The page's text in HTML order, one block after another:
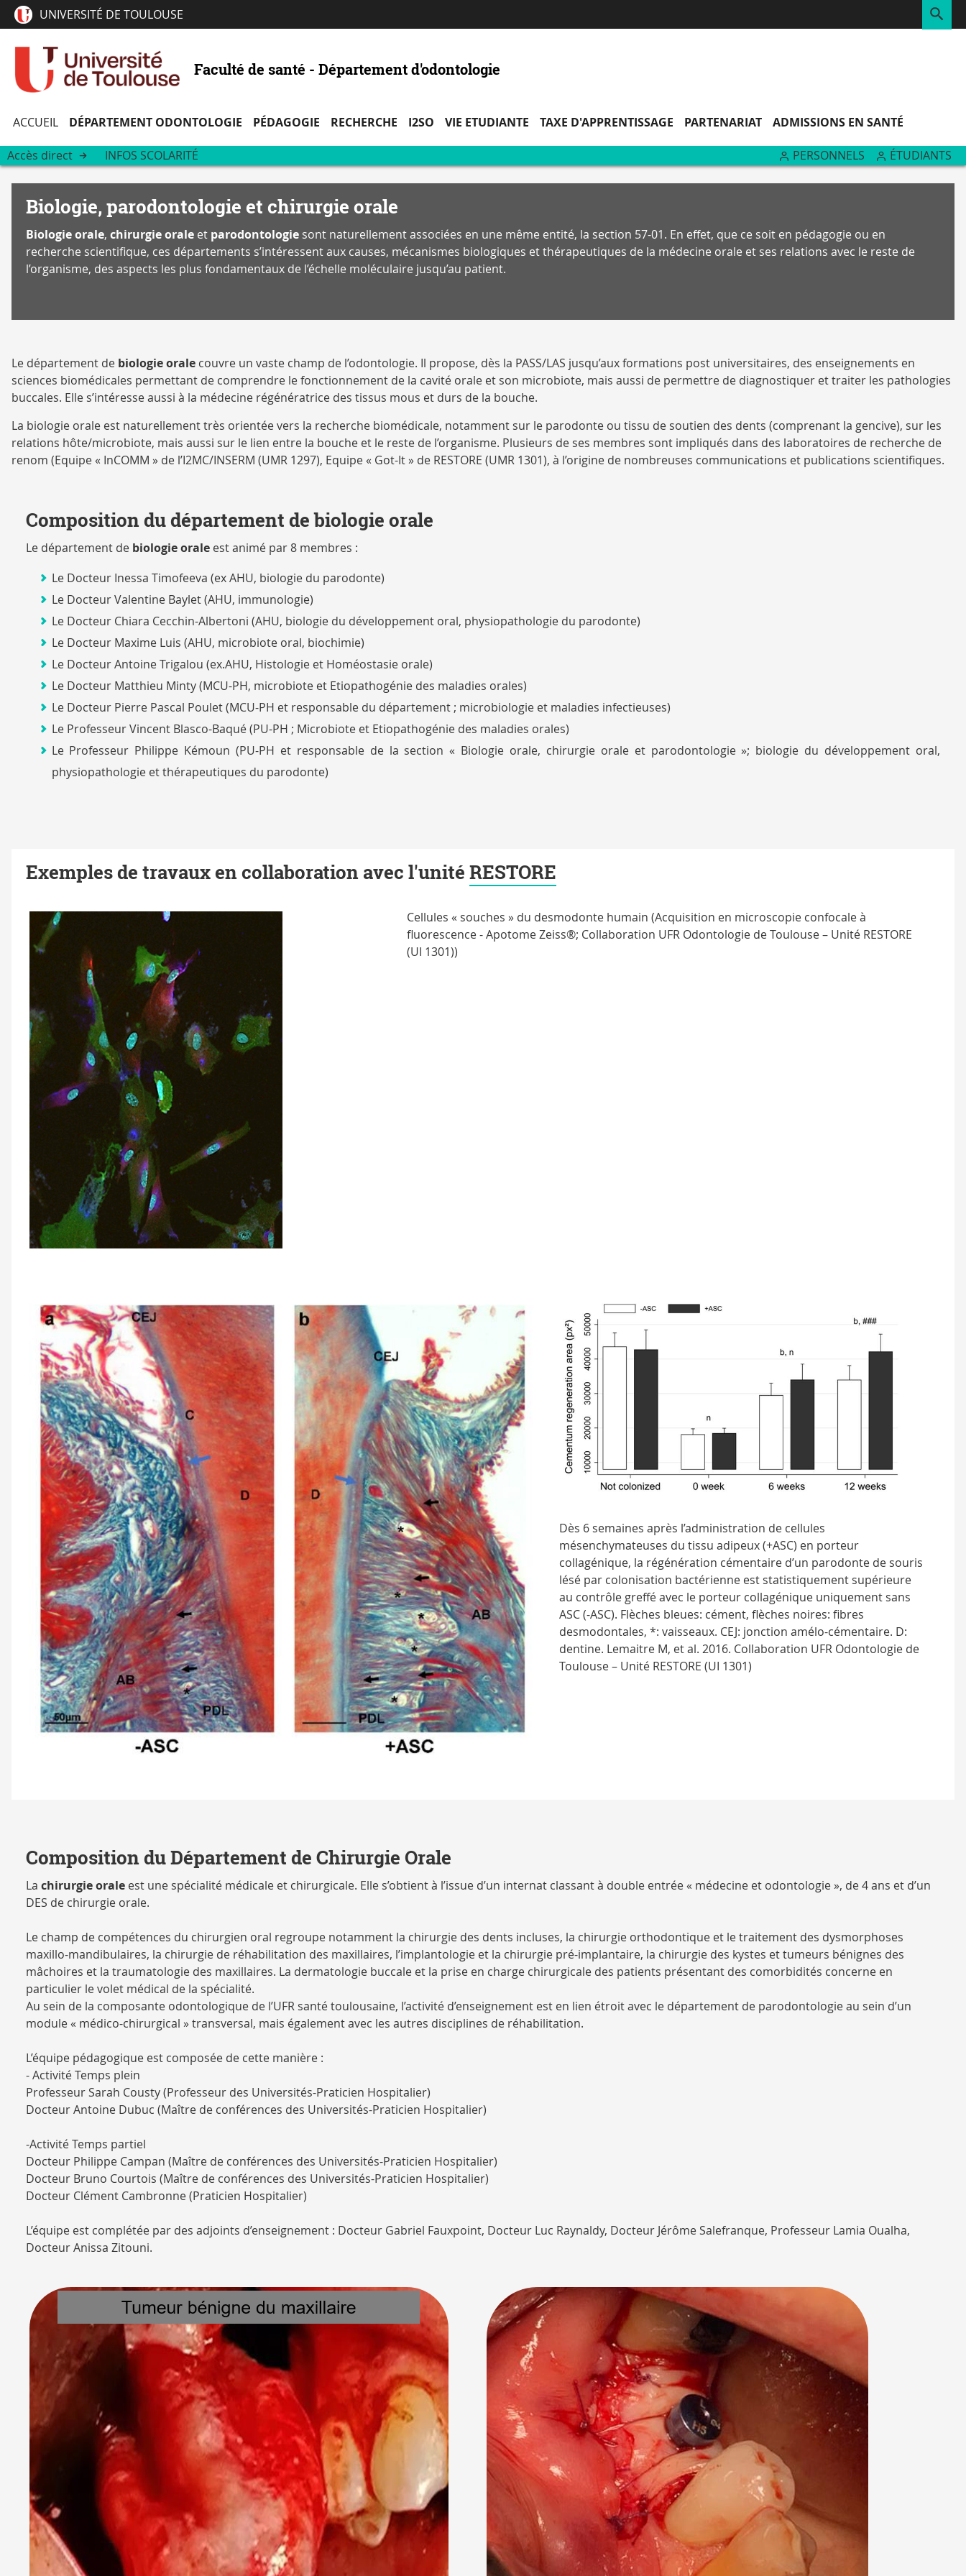
au
directs
UNIVERSITÉ DE TOULOUSE
Faculté de santé - Département d'odontologie
ACCUEIL DÉPARTEMENT ODONTOLOGIE PÉDAGOGIE RECHERCHE I2SO VIE ETUDIANTE TAXE D'APPRENTISSAGE PARTENARIAT ADMISSIONS EN SANTÉ
Accès direct INFOS SCOLARITÉ PERSONNELS ÉTUDIANTS
Biologie, parodontologie et chirurgie orale
Biologie orale, chirurgie orale et parodontologie sont naturellement associées en une même entité, la section 57-01. En effet, que ce soit en pédagogie ou en
recherche scientifique, ces départements s’intéressent aux causes, mécanismes biologiques et thérapeutiques de la médecine orale et ses relations avec le reste de
l’organisme, des aspects les plus fondamentaux de l’échelle moléculaire jusqu’au patient.
Le département de biologie orale couvre un vaste champ de l’odontologie. Il propose, dès la PASS/LAS jusqu’aux formations post universitaires, des enseignements en
sciences biomédicales permettant de comprendre le fonctionnement de la cavité orale et son microbiote, mais aussi de permettre de diagnostiquer et traiter les pathologies
buccales. Elle s’intéresse aussi à la médecine régénératrice des tissus mous et durs de la bouche.
La biologie orale est naturellement très orientée vers la recherche biomédicale, notamment sur le parodonte ou tissu de soutien des dents (comprenant la gencive), sur les
relations hôte/microbiote, mais aussi sur le lien entre la bouche et le reste de l’organisme. Plusieurs de ses membres sont impliqués dans des laboratoires de recherche de
renom (Equipe « InCOMM » de l’I2MC/INSERM (UMR 1297), Equipe « Got-It » de RESTORE (UMR 1301), à l’origine de nombreuses communications et publications scientifiques.
Composition du département de biologie orale
Le département de biologie orale est animé par 8 membres :
Le Docteur Inessa Timofeeva (ex AHU, biologie du parodonte)
Le Docteur Valentine Baylet (AHU, immunologie)
Le Docteur Chiara Cecchin-Albertoni (AHU, biologie du développement oral, physiopathologie du parodonte)
Le Docteur Maxime Luis (AHU, microbiote oral, biochimie)
Le Docteur Antoine Trigalou (ex.AHU, Histologie et Homéostasie orale)
Le Docteur Matthieu Minty (MCU-PH, microbiote et Etiopathogénie des maladies orales)
Le Docteur Pierre Pascal Poulet (MCU-PH et responsable du département ; microbiologie et maladies infectieuses)
Le Professeur Vincent Blasco-Baqué (PU-PH ; Microbiote et Etiopathogénie des maladies orales)
Le Professeur Philippe Kémoun (PU-PH et responsable de la section « Biologie orale, chirurgie orale et parodontologie »; biologie du développement oral,
physiopathologie et thérapeutiques du parodonte)
Exemples de travaux en collaboration avec l'unité RESTORE
Cellules « souches » du desmodonte humain (Acquisition en microscopie confocale à
fluorescence - Apotome Zeiss®; Collaboration UFR Odontologie de Toulouse – Unité RESTORE
(UI 1301))
diagramme
bio
Dès 6 semaines après l’administration de cellules
mésenchymateuses du tissu adipeux (+ASC) en porteur
collagénique, la régénération cémentaire d’un parodonte de souris
lésé par colonisation bactérienne est statistiquement supérieure
au contrôle greffé avec le porteur collagénique uniquement sans
ASC (-ASC). Flèches bleues: cément, flèches noires: fibres
desmodontales, *: vaisseaux. CEJ: jonction amélo-cémentaire. D:
dentine. Lemaitre M, et al. 2016. Collaboration UFR Odontologie de
Toulouse – Unité RESTORE (UI 1301)
Composition du Département de Chirurgie Orale
La chirurgie orale est une spécialité médicale et chirurgicale. Elle s’obtient à l’issue d’un internat classant à double entrée « médecine et odontologie », de 4 ans et d’un
DES de chirurgie orale.
Le champ de compétences du chirurgien oral regroupe notamment la chirurgie des dents incluses, la chirurgie orthodontique et le traitement des dysmorphoses
maxillo-mandibulaires, la chirurgie de réhabilitation des maxillaires, l’implantologie et la chirurgie pré-implantaire, la chirurgie des kystes et tumeurs bénignes des
mâchoires et la traumatologie des maxillaires. La dermatologie buccale et la prise en charge chirurgicale des patients présentant des comorbidités concerne en
particulier le volet médical de la spécialité.
Au sein de la composante odontologique de l’UFR santé toulousaine, l’activité d’enseignement est en lien étroit avec le département de parodontologie au sein d’un
module « médico-chirurgical » transversal, mais également avec les autres disciplines de réhabilitation.
L’équipe pédagogique est composée de cette manière :
- Activité Temps plein
Professeur Sarah Cousty (Professeur des Universités-Praticien Hospitalier)
Docteur Antoine Dubuc (Maître de conférences des Universités-Praticien Hospitalier)
-Activité Temps partiel
Docteur Philippe Campan (Maître de conférences des Universités-Praticien Hospitalier)
Docteur Bruno Courtois (Maître de conférences des Universités-Praticien Hospitalier)
Docteur Clément Cambronne (Praticien Hospitalier)
L’équipe est complétée par des adjoints d’enseignement : Docteur Gabriel Fauxpoint, Docteur Luc Raynaldy, Docteur Jérôme Salefranque, Professeur Lamia Oualha,
Docteur Anissa Zitouni.